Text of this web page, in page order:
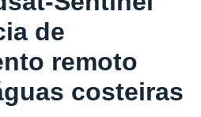
de
remoto
costeiras